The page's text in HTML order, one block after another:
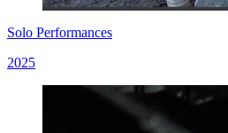
Solo Performances
2025